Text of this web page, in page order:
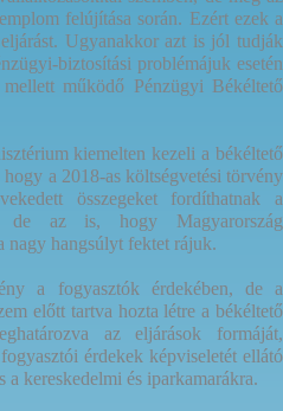
felújítása során. Ezért ezek a
Ugyanakkor azt is jól tudják
biztosítási problémájuk esetén
működő Pénzügyi Békéltető
kiemelten kezeli a békéltető
a 2018-as költségvetési törvény
összegeket fordíthatnak a
de az is, hogy Magyarország
nagy hangsúlyt fektet rájuk.
a fogyasztók érdekében, de a
előtt tartva hozta létre a békéltető
az eljárások formáját,
érdekek képviseletét ellátó
a kereskedelmi és iparkamarákra.